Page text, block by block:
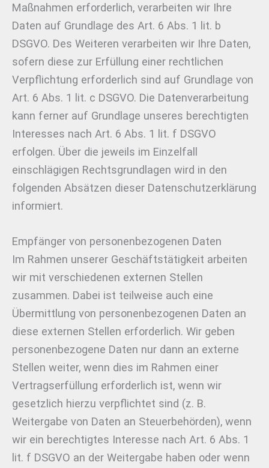
Maßnahmen erforderlich, verarbeiten wir Ihre
Daten auf Grundlage des Art. 6 Abs. 1 lit. b
DSGVO. Des Weiteren verarbeiten wir Ihre Daten,
sofern diese zur Erfüllung einer rechtlichen
Verpflichtung erforderlich sind auf Grundlage von
Art. 6 Abs. 1 lit. c DSGVO. Die Datenverarbeitung
kann ferner auf Grundlage unseres berechtigten
Interesses nach Art. 6 Abs. 1 lit. f DSGVO
erfolgen. Über die jeweils im Einzelfall
einschlägigen Rechtsgrundlagen wird in den
folgenden Absätzen dieser Datenschutzerklärung
informiert.
Empfänger von personenbezogenen Daten
Im Rahmen unserer Geschäftstätigkeit arbeiten
wir mit verschiedenen externen Stellen
zusammen. Dabei ist teilweise auch eine
Übermittlung von personenbezogenen Daten an
diese externen Stellen erforderlich. Wir geben
personenbezogene Daten nur dann an externe
Stellen weiter, wenn dies im Rahmen einer
Vertragserfüllung erforderlich ist, wenn wir
gesetzlich hierzu verpflichtet sind (z. B.
Weitergabe von Daten an Steuerbehörden), wenn
wir ein berechtigtes Interesse nach Art. 6 Abs. 1
lit. f DSGVO an der Weitergabe haben oder wenn